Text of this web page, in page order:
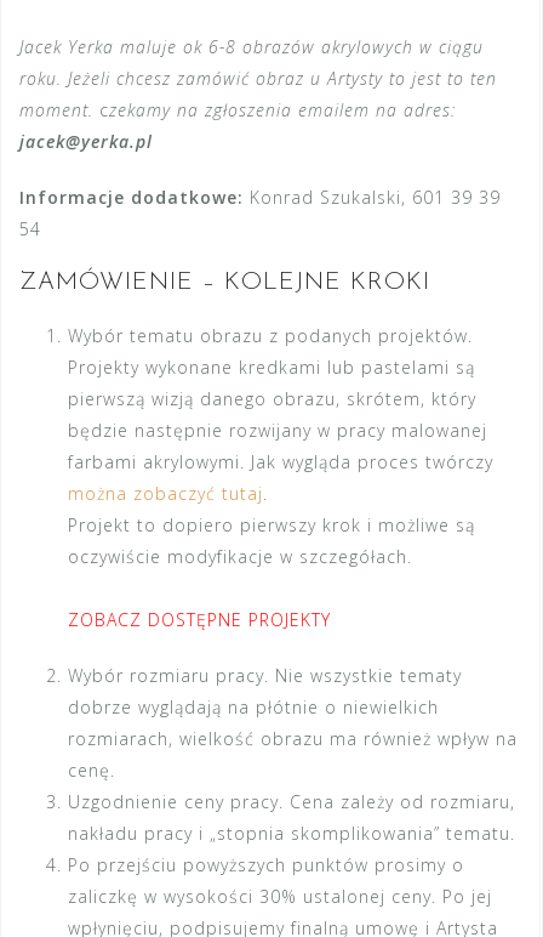
Jacek Yerka maluje ok 6-8 obrazów akrylowych w ciągu
roku. Jeżeli chcesz zamówić obraz u Artysty to jest to ten
moment. czekamy na zgłoszenia emailem na adres:
jacek@yerka.pl
Informacje dodatkowe: Konrad Szukalski, 601 39 39
54
ZAMÓWIENIE – KOLEJNE KROKI
Wybór tematu obrazu z podanych projektów.
Projekty wykonane kredkami lub pastelami są
pierwszą wizją danego obrazu, skrótem, który
będzie następnie rozwijany w pracy malowanej
farbami akrylowymi. Jak wygląda proces twórczy
można zobaczyć tutaj
Projekt to dopiero pierwszy krok i możliwe są
oczywiście modyfikacje w szczegółach.
ZOBACZ DOSTĘPNE PROJEKTY
Wybór rozmiaru pracy. Nie wszystkie tematy
dobrze wyglądają na płótnie o niewielkich
rozmiarach, wielkość obrazu ma również wpływ na
cenę.
Uzgodnienie ceny pracy. Cena zależy od rozmiaru,
nakładu pracy i „stopnia skomplikowania” tematu.
Po przejściu powyższych punktów prosimy o
zaliczkę w wysokości 30% ustalonej ceny. Po jej
wpłynięciu, podpisujemy finalną umowę i Artysta